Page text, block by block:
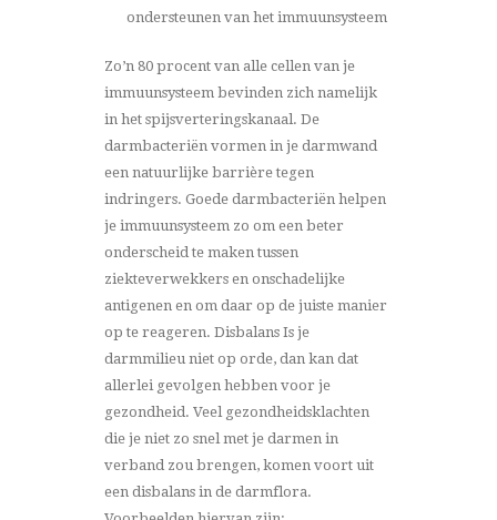
ondersteunen van het immuunsysteem
Zo’n 80 procent van alle cellen van je
immuunsysteem bevinden zich namelijk
in het spijsverteringskanaal. De
darmbacteriën vormen in je darmwand
een natuurlijke barrière tegen
indringers. Goede darmbacteriën helpen
je immuunsysteem zo om een beter
onderscheid te maken tussen
ziekteverwekkers en onschadelijke
antigenen en om daar op de juiste manier
op te reageren. Disbalans Is je
darmmilieu niet op orde, dan kan dat
allerlei gevolgen hebben voor je
gezondheid. Veel gezondheidsklachten
die je niet zo snel met je darmen in
verband zou brengen, komen voort uit
een disbalans in de darmflora.